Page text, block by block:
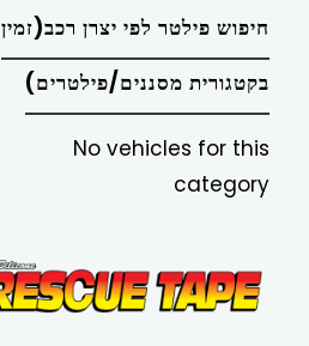
חיפוש פילטר לפי יצרן רכב(זמין
בקטגורית מסננים/פילטרים)
No vehicles for this
category